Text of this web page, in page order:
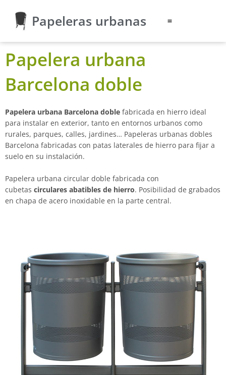
contenido
Papeleras urbanas
Papelera urbana
Barcelona doble
Papelera urbana Barcelona doble fabricada en hierro ideal
para instalar en exterior, tanto en entornos urbanos como
rurales, parques, calles, jardines… Papeleras urbanas dobles
Barcelona fabricadas con patas laterales de hierro para fijar a
suelo en su instalación.
Papelera urbana circular doble fabricada con
cubetas circulares abatibles de hierro. Posibilidad de grabados
en chapa de acero inoxidable en la parte central.